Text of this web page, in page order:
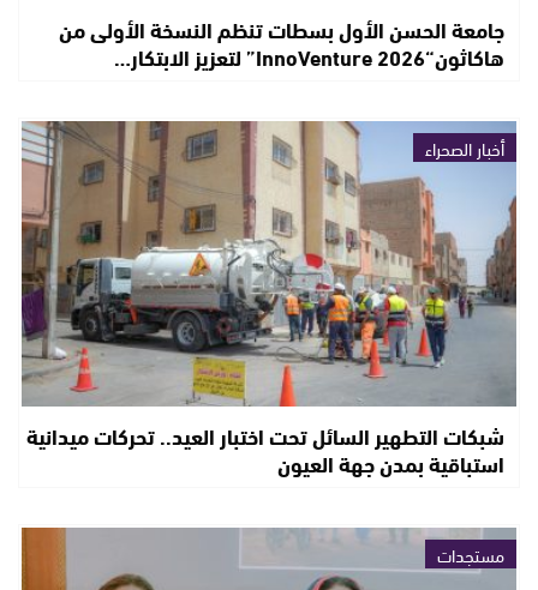
جامعة الحسن الأول بسطات تنظم النسخة الأولى من
هاكاثون“InnoVenture 2026” لتعزيز الابتكار…
أخبار الصحراء
شبكات التطهير السائل تحت اختبار العيد.. تحركات ميدانية
استباقية بمدن جهة العيون
مستجدات